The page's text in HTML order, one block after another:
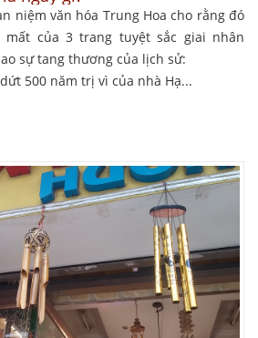
niệm văn hóa Trung Hoa cho rằng đó
mất của 3 trang tuyệt sắc giai nhân
sự tang thương của lịch sử:
500 năm trị vì của nhà Hạ...